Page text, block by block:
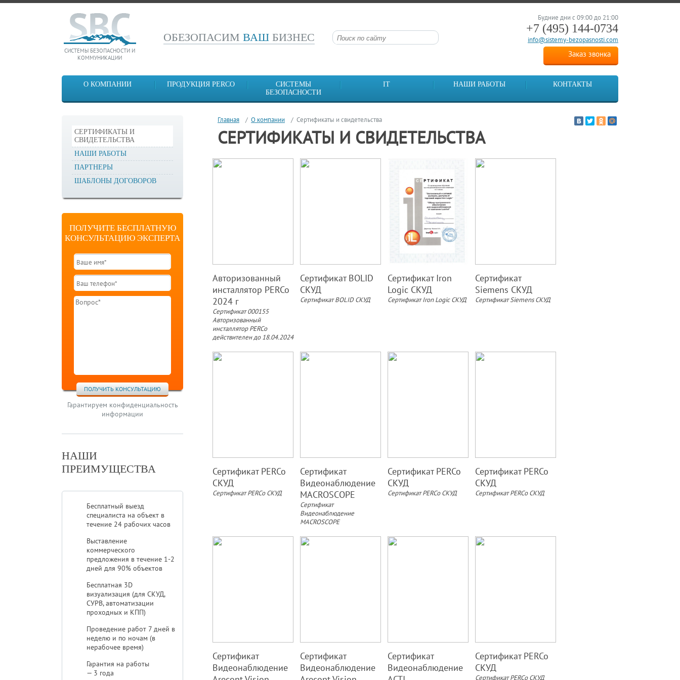
СИСТЕМЫ БЕЗОПАСНОСТИ И
КОММУНИКАЦИИ
ОБЕЗОПАСИМ ВАШ БИЗНЕС
Будние дни с 09:00 до 21:00
+7 (495) 144-0734
info@sistemy-bezopasnosti.com
Заказ звонка
О КОМПАНИИ ПРОДУКЦИЯ PERCO
СИСТЕМЫ
БЕЗОПАСНОСТИ
IT НАШИ РАБОТЫ КОНТАКТЫ
Главная О компании Сертификаты и свидетельства
СЕРТИФИКАТЫ И СВИДЕТЕЛЬСТВА
Авторизованный
инсталлятор PERCo
2024 г
Сертификат 000155
Авторизованный
инсталлятор PERCo
действителен до 18.04.2024
Сертификат BOLID
СКУД
Сертификат BOLID СКУД
Сертификат Iron
Logic СКУД
Сертификат Iron Logic СКУД
Сертификат
Siemens СКУД
Сертификат Siemens СКУД
Сертификат PERCo
СКУД
Сертификат PERCo СКУД
Сертификат
Видеонаблюдение
MACROSCOPE
Сертификат
Видеонаблюдение
MACROSCOPE
Сертификат PERCo
СКУД
Сертификат PERCo СКУД
Сертификат PERCo
СКУД
Сертификат PERCo СКУД
Сертификат
Видеонаблюдение
Сертификат
Видеонаблюдение
Сертификат
Видеонаблюдение
Сертификат PERCo
СКУД
Сертификат PERCo СКУД
СЕРТИФИКАТЫ И
СВИДЕТЕЛЬСТВА
НАШИ РАБОТЫ
ПАРТНЕРЫ
ШАБЛОНЫ ДОГОВОРОВ
ПОЛУЧИТЕ БЕСПЛАТНУЮ
КОНСУЛЬТАЦИЮ ЭКСПЕРТА
ПОЛУЧИТЬ КОНСУЛЬТАЦИЮ
Гарантируем конфиденциальность
информации
НАШИ
ПРЕИМУЩЕСТВА
Бесплатный выезд
специалиста на объект в
течение 24 рабочих часов
Выставление
коммерческого
предложения в течение 1-2
дней для 90% объектов
Бесплатная 3D
визуализация (для СКУД,
СУРВ, автоматизации
проходных и КПП)
Проведение работ 7 дней в
неделю и по ночам (в
нерабочее время)
Гарантия на работы
— 3 года